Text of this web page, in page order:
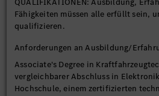
Effiziente Diagnose und
elektrisch/mechanischen
Reparatur von elektrischen und
Problemen an allen aktuellen
Demonstrieren Sie die
unterstützenden Systeme und
Fähigkeiten müssen alle erfüllt sein,
qualifizieren.
Anforderungen an Ausbildung/
Associate's Degree in
vergleichbarer Abschluss in
Hochschule, einem zertifizierten